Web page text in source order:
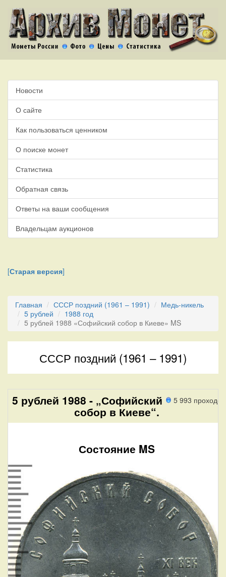
Новости
О сайте
Как пользоваться ценником
О поиске монет
Статистика
Обратная связь
Ответы на ваши сообщения
Владельцам аукционов
[Старая версия]
Главная СССР поздний (1961 – 1991)
Медь-никель
5 рублей
1988 год
5 рублей 1988 «Софийский собор в Киеве» MS
СССР поздний (1961 – 1991)
5 993 проходов
5 рублей 1988 - „Софийский
собор в Киеве“.
Состояние MS